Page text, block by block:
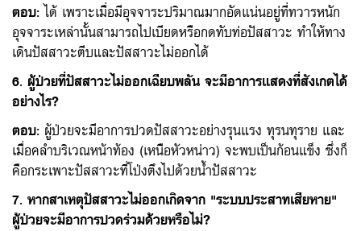
ตอบ:ได้ เพราะเมื่อมีอุจจาระปริมาณมากอัดแน่นอยู่ที่ทวารหนัก
อุจจาระเหล่านั้นสามารถไปเบียดหรือกดทับท่อปัสสาวะ ทำให้ทาง
เดินปัสสาวะตีบและปัสสาวะไม่ออกได้
6. ผู้ป่วยที่ปัสสาวะไม่ออกเฉียบพลัน จะมีอาการแสดงที่สังเกตได้
อย่างไร?
ตอบ: ผู้ป่วยจะมีอาการปวดปัสสาวะอย่างรุนแรง ทุรนทุราย และ
เมื่อคลำบริเวณหน้าท้อง (เหนือหัวหน่าว) จะพบเป็นก้อนแข็ง ซึ่งก็
คือกระเพาะปัสสาวะที่โป่งตึงไปด้วยน้ำปัสสาวะ
7. หากสาเหตุปัสสาวะไม่ออกเกิดจาก "ระบบประสาทเสียหาย"
ผู้ป่วยจะมีอาการปวดร่วมด้วยหรือไม่?